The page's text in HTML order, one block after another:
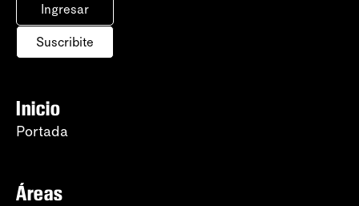
Ingresar
Suscribite
Inicio
Portada
Áreas